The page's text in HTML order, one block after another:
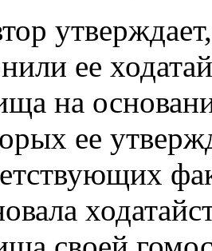
ее
на
ее